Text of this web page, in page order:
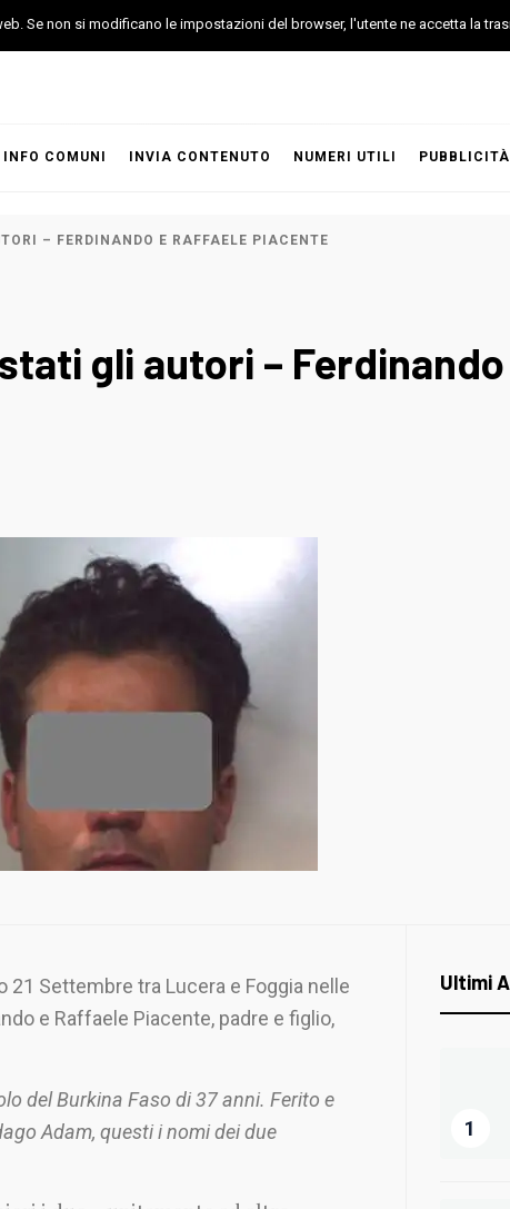
INFO COMUNI INVIA CONTENUTO NUMERI UTILI PUBBLICITÀ
– FERDINANDO E RAFFAELE PIACENTE
gli autori –
Settembre tra Lucera e Foggia nelle
e Raffaele Piacente, padre e figlio,
del Burkina Faso di 37 anni. Ferito e
Adam, questi i nomi dei due
Ultimi
1
Se non si modificano le impostazioni del browser, l'utente ne accetta la